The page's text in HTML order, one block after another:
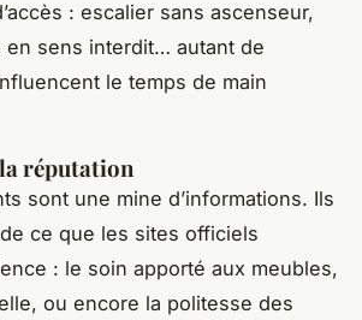
: escalier sans ascenseur,
en sens interdit… autant de
le temps de main
réputation
sont une mine d’informations. Ils
ce que les sites officiels
: le soin apporté aux meubles,
ou encore la politesse des